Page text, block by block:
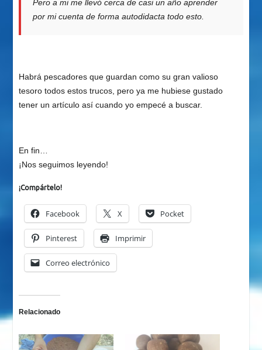
Pero a mi me llevó cerca de casi un año aprender
por mi cuenta de forma autodidacta todo esto.
Habrá pescadores que guardan como su gran valioso
tesoro todos estos trucos, pero ya me hubiese gustado
tener un artículo así cuando yo empecé a buscar.
En fin…
¡Nos seguimos leyendo!
¡Compártelo!
Facebook X Pocket
Pinterest Imprimir
Correo electrónico
Relacionado